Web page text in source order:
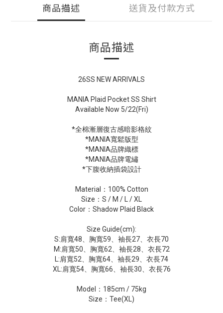
商品描述 送貨及付款方式
商品描述
26SS NEW ARRIVALS
MANIA Plaid Pocket SS Shirt
Available Now 5/22(Fri)
*全棉漸層復古感暗影格紋
*MANIA寬鬆版型
*MANIA品牌織標
*MANIA品牌電繡
*下腹收納插袋設計
Material：100% Cotton
Size：S / M / L / XL
Color：Shadow Plaid Black
Size Guide(cm):
S:肩寬48、胸寬59、袖長27、衣長70
M:肩寬50、胸寬62、袖長28、衣長72
L:肩寬52、胸寬64、袖長29、衣長74
XL:肩寬54、胸寬66、袖長30、衣長76
Model：185cm / 75kg
Size：Tee(XL)